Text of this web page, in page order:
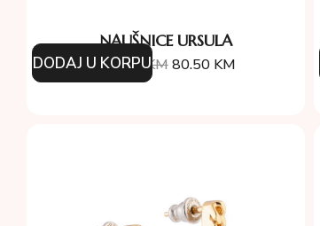
NAUŠNICE URSULA
115.00KM80.50 KM
DODAJ U KORPU